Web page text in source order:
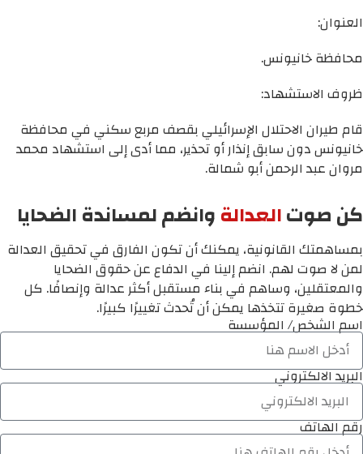
العنوان:
محافظة خانيونس.
ظروف الاستشهاد:
قام طيران الاحتلال الإسرائيلي بقصف مربع سكني في محافظة
خانيونس دون سابق إنذار أو تحذير، مما أدى إلى استشهاد محمد
مروان عبد الرحمن أبو شمالة.
كن صوتالعدالةوانضم لمساندة الضحايا
بمساهمتك القانونية، يمكنك أن تكون الفارق في تحقيق العدالة
لمن لا صوت لهم. انضم إلينا في الدفاع عن حقوق الضحايا
والمعتقلين، وساهم في بناء مستقبل أكثر عدالة وإنصافًا. كل
خطوة صغيرة تتخذها يمكن أن تُحدث تغييرًا كبيرًا.
اسم الشخص/ المؤسسة
البريد الالكتروني
رقم الهاتف